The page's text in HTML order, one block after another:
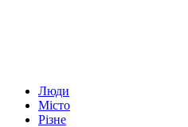
Люди
Місто
Різне